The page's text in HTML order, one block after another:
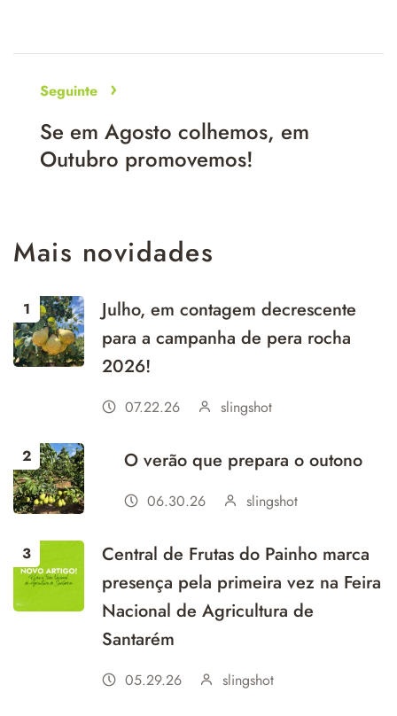
Seguinte
Se em Agosto colhemos, em
Outubro promovemos!
Mais novidades
Julho, em contagem decrescente
para a campanha de pera rocha
2026!
07.22.26 slingshot
O verão que prepara o outono
06.30.26 slingshot
Central de Frutas do Painho marca
presença pela primeira vez na Feira
Nacional de Agricultura de
Santarém
05.29.26 slingshot